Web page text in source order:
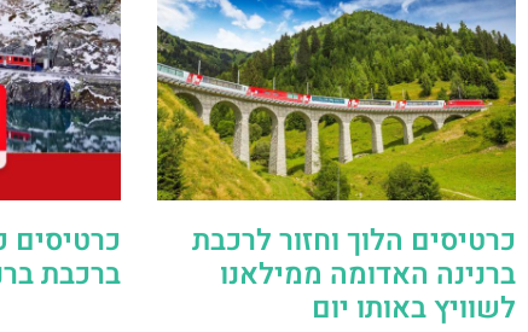
כרטיסים הלוך וחזור לרכבת
ברנינה האדומה ממילאנו
לשוויץ באותו יום
כרטיסים
ברכבת